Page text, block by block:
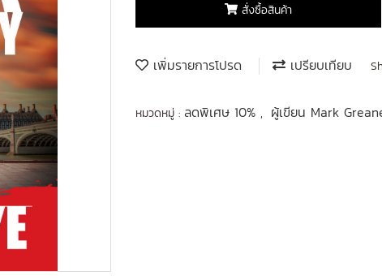
สั่งซื้อสินค้า
เพิ่มรายการโปรด เปรียบเทียบ
หมวดหมู่ : ลดพิเศษ 10% , ผู้เขียน Mark